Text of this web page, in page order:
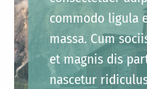
commodo ligula
massa. Cum
et magnis dis
nascetur